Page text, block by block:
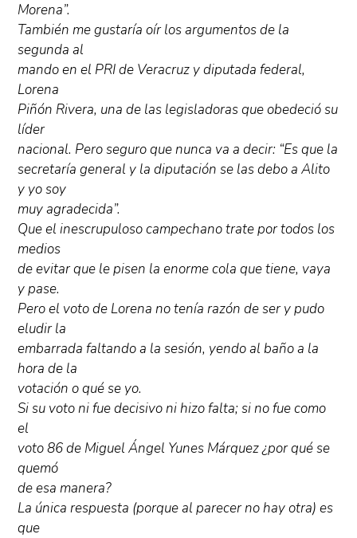
Morena”.
También me gustaría oír los argumentos de la
segunda al
mando en el PRI de Veracruz y diputada federal,
Lorena
Piñón Rivera, una de las legisladoras que obedeció su
líder
nacional. Pero seguro que nunca va a decir: “Es que la
secretaría general y la diputación se las debo a Alito
y yo soy
muy agradecida”.
Que el inescrupuloso campechano trate por todos los
medios
de evitar que le pisen la enorme cola que tiene, vaya
y pase.
Pero el voto de Lorena no tenía razón de ser y pudo
eludir la
embarrada faltando a la sesión, yendo al baño a la
hora de la
votación o qué se yo.
Si su voto ni fue decisivo ni hizo falta; si no fue como
el
voto 86 de Miguel Ángel Yunes Márquez ¿por qué se
quemó
de esa manera?
La única respuesta (porque al parecer no hay otra) es
que